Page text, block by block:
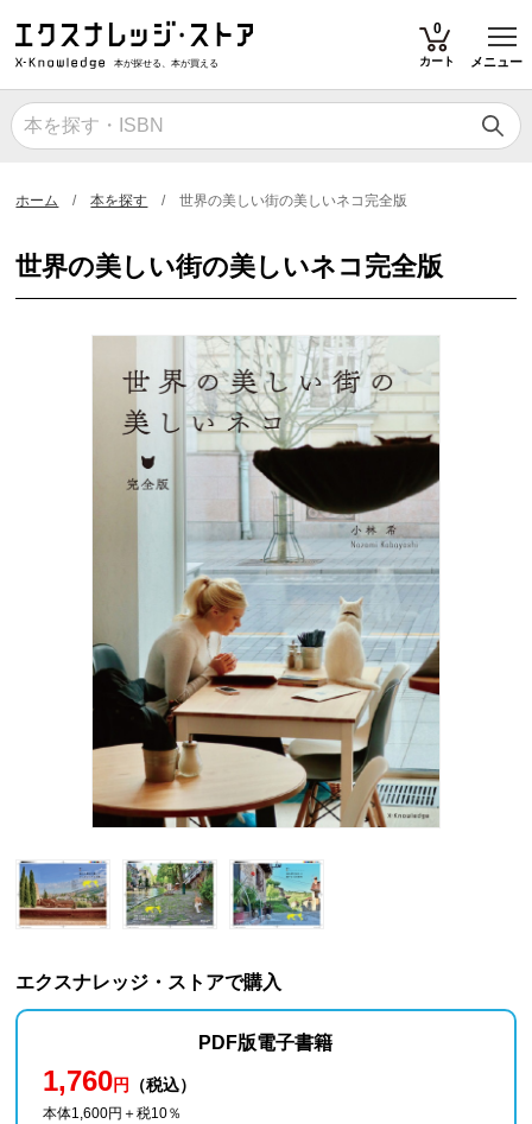
本が探せる、本が買える
0
カート メニュー
ホーム 本を探す 世界の美しい街の美しいネコ完全版
世界の美しい街の美しいネコ完全版
エクスナレッジ・ストアで購入
PDF版電子書籍
1,760円 （税込）
本体1,600円＋税10％